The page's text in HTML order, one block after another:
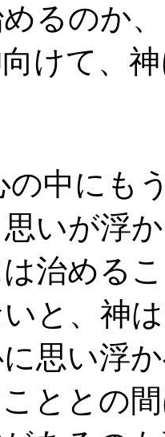
るのか
けて、
中にも
いが浮
治める
と、神
思い浮
ととの